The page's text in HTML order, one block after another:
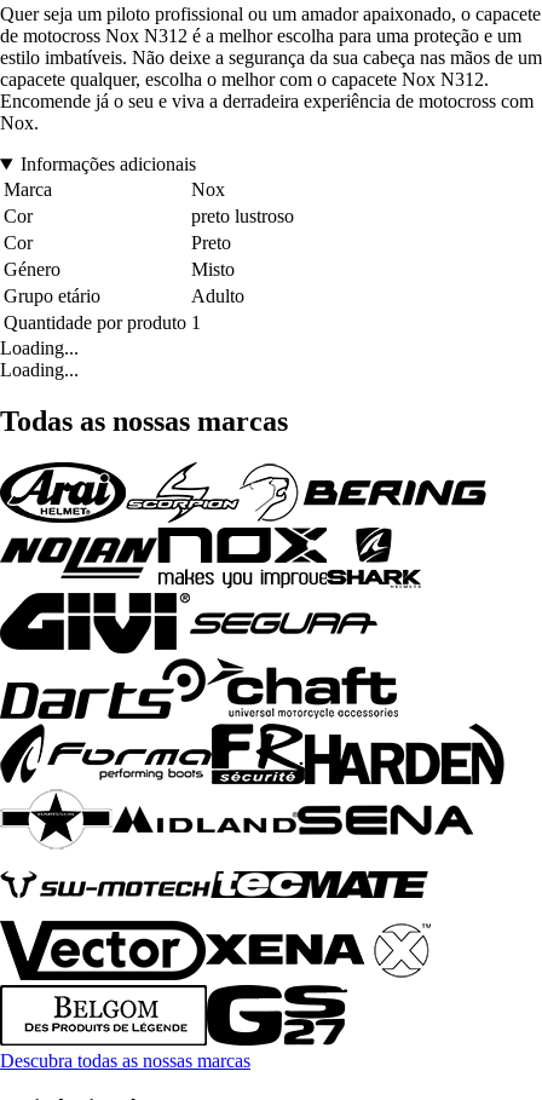
Quer seja um piloto profissional ou um amador apaixonado, o capacete
de motocross Nox N312 é a melhor escolha para uma proteção e um
estilo imbatíveis. Não deixe a segurança da sua cabeça nas mãos de um
capacete qualquer, escolha o melhor com o capacete Nox N312.
Encomende já o seu e viva a derradeira experiência de motocross com
Nox.
Informações adicionais
Marca
Nox
Cor
preto lustroso
Cor
Preto
Género
Misto
Grupo etário
Adulto
Quantidade por produto 1
Loading...
Loading...
Todas as nossas marcas
Descubra todas as nossas marcas